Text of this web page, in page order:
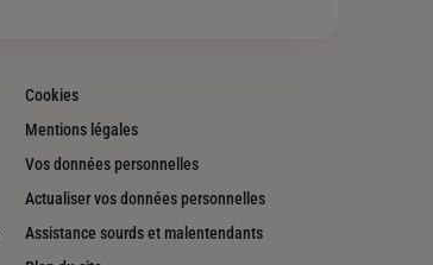
Cookies
Mentions légales
Vos données personnelles
Actualiser vos données personnelles
Assistance sourds et malentendants